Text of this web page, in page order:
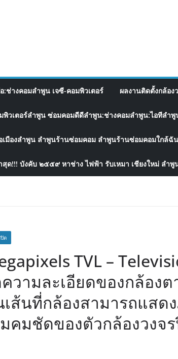
:ช่างคอมลำพูน เจซี-คอมพิวเตอร์ ผลงานติดตั้งกล้อง
พิวเตอร์ลำพูน ซ่อมคอมดีดีลำพูน:ช่างคอมลำพูน:ไอทีลำ
เมืองลำพูน ลำพูนร้านซ่อมคอม ลำพูนร้านซ่อมคอมใกล้ฉัน
ด!!! บังคับ ๒๕๕๙ หาช่าง ไฟฟ้า รับเหมา เชียงใหม่ ลำพู
ด
TVL –
วามละเอียดของกล้องต
ส้นที่กล้องสามารถแสด
คมชัดของตัวกล้องวงจ